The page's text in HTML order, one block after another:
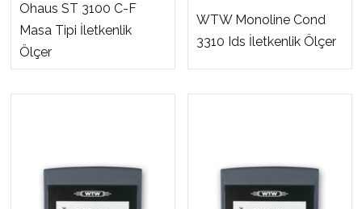
Ohaus ST 3100 C-F
Masa Tipi İletkenlik
Ölçer
WTW Monoline Cond
3310 Ids İletkenlik Ölçer